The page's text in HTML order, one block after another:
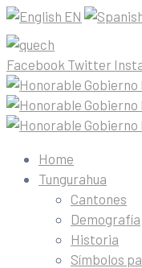
EN
Facebook Twitter
Home
Tungurahua
Cantones
Demografía
Historia
Símbolos